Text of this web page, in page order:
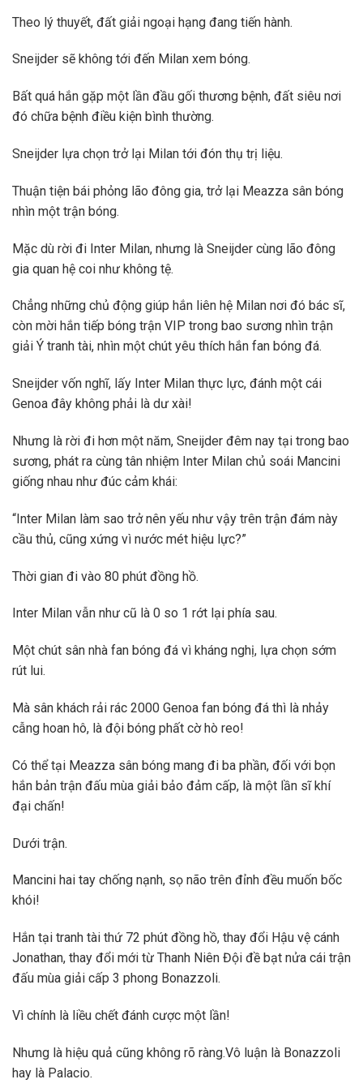
Theo lý thuyết, đất giải ngoại hạng đang tiến hành.
Sneijder sẽ không tới đến Milan xem bóng.
Bất quá hắn gặp một lần đầu gối thương bệnh, đất siêu nơi
đó chữa bệnh điều kiện bình thường.
Sneijder lựa chọn trở lại Milan tới đón thụ trị liệu.
Thuận tiện bái phỏng lão đông gia, trở lại Meazza sân bóng
nhìn một trận bóng.
Mặc dù rời đi Inter Milan, nhưng là Sneijder cùng lão đông
gia quan hệ coi như không tệ.
Chẳng những chủ động giúp hắn liên hệ Milan nơi đó bác sĩ,
còn mời hắn tiếp bóng trận VIP trong bao sương nhìn trận
giải Ý tranh tài, nhìn một chút yêu thích hắn fan bóng đá.
Sneijder vốn nghĩ, lấy Inter Milan thực lực, đánh một cái
Genoa đây không phải là dư xài!
Nhưng là rời đi hơn một năm, Sneijder đêm nay tại trong bao
sương, phát ra cùng tân nhiệm Inter Milan chủ soái Mancini
giống nhau như đúc cảm khái:
“Inter Milan làm sao trở nên yếu như vậy trên trận đám này
cầu thủ, cũng xứng vì nước mét hiệu lực?”
Thời gian đi vào 80 phút đồng hồ.
Inter Milan vẫn như cũ là 0 so 1 rớt lại phía sau.
Một chút sân nhà fan bóng đá vì kháng nghị, lựa chọn sớm
rút lui.
Mà sân khách rải rác 2000 Genoa fan bóng đá thì là nhảy
cẫng hoan hô, là đội bóng phất cờ hò reo!
Có thể tại Meazza sân bóng mang đi ba phần, đối với bọn
hắn bản trận đấu mùa giải bảo đảm cấp, là một lần sĩ khí
đại chấn!
Dưới trận.
Mancini hai tay chống nạnh, sọ não trên đỉnh đều muốn bốc
khói!
Hắn tại tranh tài thứ 72 phút đồng hồ, thay đổi Hậu vệ cánh
Jonathan, thay đổi mới từ Thanh Niên Đội đề bạt nửa cái trận
đấu mùa giải cấp 3 phong Bonazzoli.
Vì chính là liều chết đánh cược một lần!
Nhưng là hiệu quả cũng không rõ ràng.Vô luận là Bonazzoli
hay là Palacio.